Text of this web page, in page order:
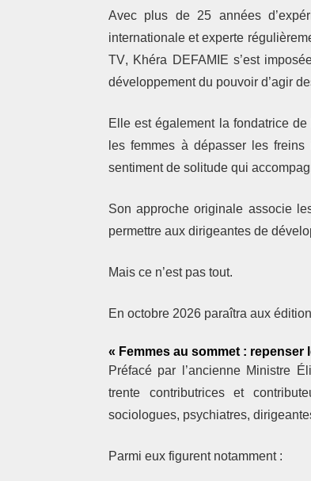
Avec plus de 25 années
internationale et experte
TV, Khéra DEFAMIE s’est
développement du pouvoir d’agir
Elle est également la fondatrice de
les femmes à dépasser les
sentiment de solitude qui
Son approche originale associe
permettre aux dirigeantes de
Mais ce n’est pas tout.
En octobre 2026 paraîtra aux
« Femmes au sommet :
Préfacé par l’ancienne Ministre
trente contributrices et
sociologues, psychiatres,
Parmi eux figurent notamment :